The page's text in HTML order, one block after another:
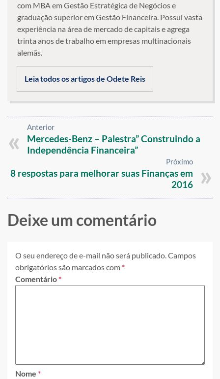
com MBA em Gestão Estratégica de Negócios e
graduação superior em Gestão Financeira. Possui vasta
experiência na área de mercado de capitais e agrega
trinta anos de trabalho em empresas multinacionais
alemãs.
Leia todos os artigos de Odete Reis
Anterior
Mercedes-Benz – Palestra” Construindo a
Independência Financeira”
Próximo
8 respostas para melhorar suas Finanças em
2016
Deixe um comentário
O seu endereço de e-mail não será publicado.Campos
obrigatórios são marcados com *
Comentário*
Nome *